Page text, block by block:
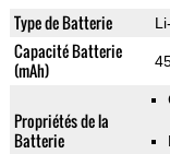
Type de Batterie
Capacité Batterie
(mAh)
Propriétés de la
Batterie